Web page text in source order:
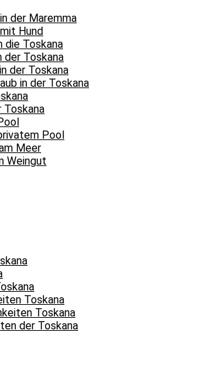
der Maremma
Hund
die Toskana
der Toskana
der Toskana
in der Toskana
Toskana
Pool
Meer
Weingut
Toskana
Toskana
der Toskana